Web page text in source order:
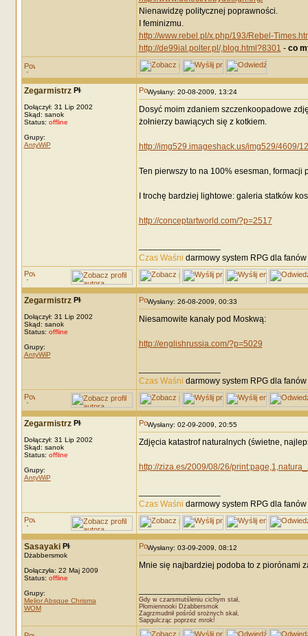
Nienawidzę politycznej poprawności.
I feminizmu.
http://www.rebel.pl/x.php/193/Rebel-
http://de99ial.polter.pl/,blog.html?8301 - co
Zegarmistrz
Dołączył: 31 Lip 2002
Skąd: sanok
Status: offline
Grupy:
AntyWiP
Wysłany: 20-08-2009, 13:24
Dosyć moim zdaniem szczenkoopadowe
żołnierzy bawiących się z kotkiem.
http://img529.imageshack.us/img529/4609/
Ten pierwszy to na 100% esesman, formacji
I trochę bardziej lightowe: galeria statków
http://conceptartworld.com/?p=2517
Czas Waśni darmowy system RPG dla
Zegarmistrz
Dołączył: 31 Lip 2002
Skąd: sanok
Status: offline
Grupy:
AntyWiP
Wysłany: 26-08-2009, 00:33
Niesamowite kanały pod Moskwą:
http://englishrussia.com/?p=5029
Czas Waśni darmowy system RPG dla
Zegarmistrz
Dołączył: 31 Lip 2002
Skąd: sanok
Status: offline
Grupy:
AntyWiP
Wysłany: 02-09-2009, 20:55
Zdjęcia katastrof naturalnych (świetne,
http://ziza.es/2009/08/26/
Czas Waśni darmowy system RPG dla
Sasayaki
Dżabbersmok
Dołączyła: 22 Maj 2009
Status: offline
Grupy:
Melior Absque Chrisma
WOM
Wysłany: 03-09-2009, 08:12
Mnie się najbardziej podoba to z piorónami
Gdy w czarsmutśleniu cichym stał,
Płomiennooki Dżabbersmok
Zagrzmudnił pośród srożnych skał,
Sapgulcząc poprzez mrok!